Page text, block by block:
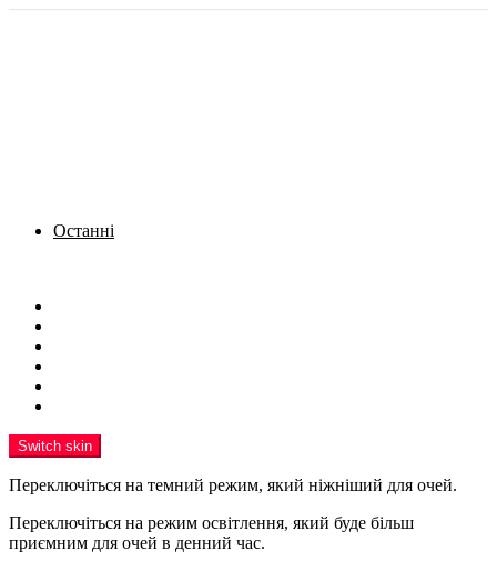
Останні
Switch skin
Переключіться на темний режим, який ніжніший для очей.
Переключіться на режим освітлення, який буде більш
приємним для очей в денний час.